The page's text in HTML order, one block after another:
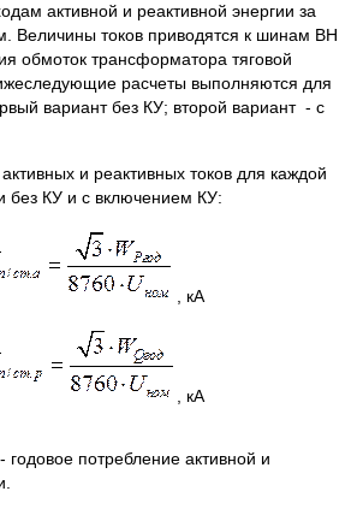
активной и реактивной энергии за
Величины токов приводятся к шинам ВН
обмоток трансформатора тяговой
расчеты выполняются для
вариант без КУ; второй вариант - с
и реактивных токов для каждой
без КУ и с включением КУ:
, кА
, кА
- годовое потребление активной и